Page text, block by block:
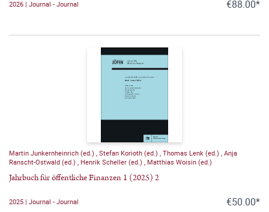
2026 | Journal - Journal €88.00*
Martin Junkernheinrich (ed.) Stefan Korioth (ed.) Thomas Lenk (ed.) Anja
Ranscht-Ostwald (ed.)
Henrik Scheller (ed.) Matthias Woisin (ed.)
Jahrbuch für öffentliche Finanzen 1 (2025) 2
2025 | Journal - Journal €50.00*